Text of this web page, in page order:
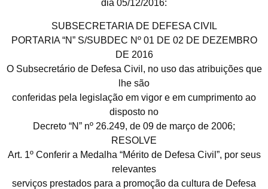
dia 05/12/2016:
SUBSECRETARIA DE DEFESA CIVIL
PORTARIA “N” S/SUBDEC Nº 01 DE 02 DE DEZEMBRO
DE 2016
O Subsecretário de Defesa Civil, no uso das atribuições que
lhe são
conferidas pela legislação em vigor e em cumprimento ao
disposto no
Decreto “N” nº 26.249, de 09 de março de 2006;
RESOLVE
Art. 1º Conferir a Medalha “Mérito de Defesa Civil”, por seus
relevantes
serviços prestados para a promoção da cultura de Defesa